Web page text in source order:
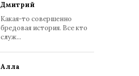
Дмитрий
Какая-то совершенно
бредовая история. Все кто
служ...
Алла